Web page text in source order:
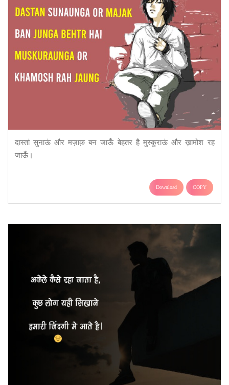
दास्तां सुनाऊं और मज़ाक़ बन जाऊँ बेहतर है मुस्कुराऊं और ख़ामोश रह
जाऊँ।
Download COPY